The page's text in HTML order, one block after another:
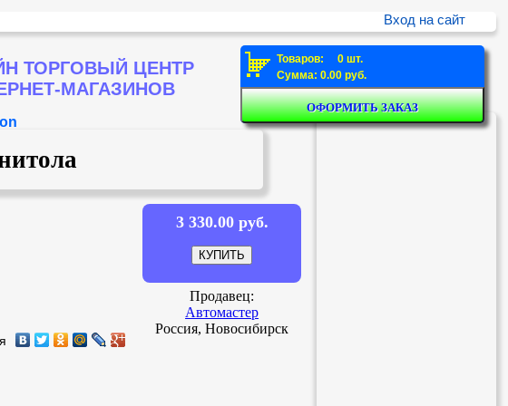
Вход на сайт
ТОРГОВЫЙ ЦЕНТР
МАГАЗИНОВ
Товаров: 0 шт.
Сумма: 0.00 руб.
3 330.00 руб.
Продавец:
Автомастер
Россия, Новосибирск